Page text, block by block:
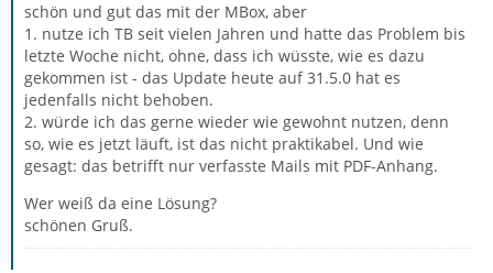
schön und gut das mit der MBox, aber
1. nutze ich TB seit vielen Jahren und hatte das Problem bis
letzte Woche nicht, ohne, dass ich wüsste, wie es dazu
gekommen ist - das Update heute auf 31.5.0 hat es
jedenfalls nicht behoben.
2. würde ich das gerne wieder wie gewohnt nutzen, denn
so, wie es jetzt läuft, ist das nicht praktikabel. Und wie
gesagt: das betrifft nur verfasste Mails mit PDF-Anhang.
Wer weiß da eine Lösung?
schönen Gruß.